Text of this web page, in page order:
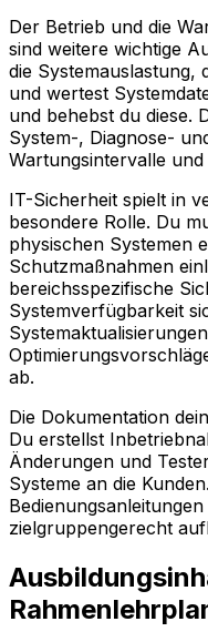
Der Betrieb und die
sind weitere wichtige
die Systemauslastung,
und wertest
und behebst du diese.
System-, Diagnose-
Wartungsintervalle
IT-Sicherheit spielt in
besondere Rolle. Du
physischen Systemen
Schutzmaßnahmen
bereichsspezifische
Systemverfügbarkeit
ab.
Die Dokumentation
Du erstellst
Änderungen und
Systeme an die
zielgruppengerecht